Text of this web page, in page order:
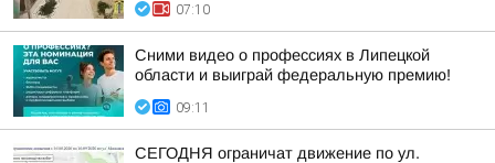
07:10
Сними видео о профессиях в Липецкой
области и выиграй федеральную премию!
09:11
СЕГОДНЯ ограничат движение по ул.